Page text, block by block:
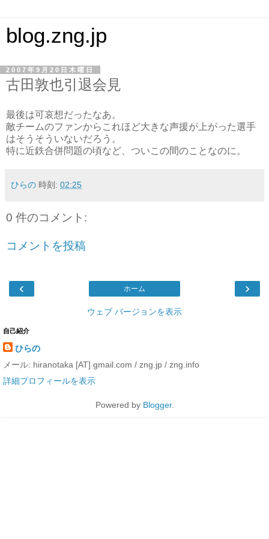
blog.zng.jp
2007年9月20日木曜日
古田敦也引退会見
最後は可哀想だったなあ。
敵チームのファンからこれほど大きな声援が上がった選手
はそうそういないだろう。
特に近鉄合併問題の頃など、ついこの間のことなのに。
ひらの 時刻: 02:25
0 件のコメント:
コメントを投稿
‹ ›
ホーム
ウェブ バージョンを表示
自己紹介
ひらの
メール: hiranotaka [AT] gmail.com / zng.jp / zng.info
詳細プロフィールを表示
Powered by Blogger.